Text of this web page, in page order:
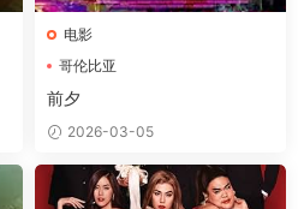
电影
哥伦比亚
前夕
2026-03-05